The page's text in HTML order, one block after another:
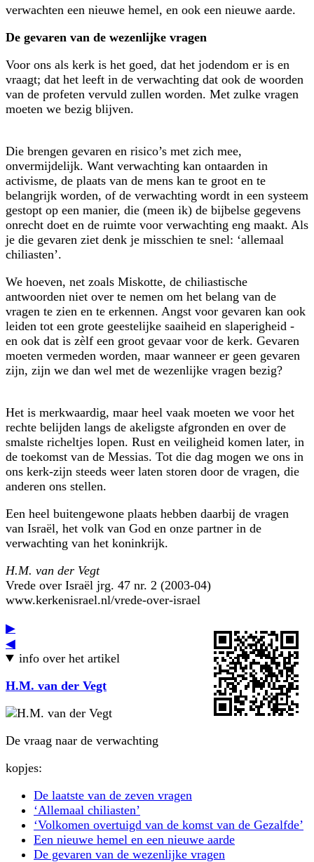
verwachten een nieuwe hemel, en ook een nieuwe aarde.
De gevaren van de wezenlijke vragen
Voor ons als kerk is het goed, dat het jodendom er is en
vraagt; dat het leeft in de verwachting dat ook de woorden
van de profeten vervuld zullen worden. Met zulke vragen
moeten we bezig blijven.
Die brengen gevaren en risico’s met zich mee,
onvermijdelijk. Want verwachting kan ontaarden in
activisme, de plaats van de mens kan te groot en te
belangrijk worden, of de verwachting wordt in een systeem
gestopt op een manier, die (meen ik) de bijbelse gegevens
onrecht doet en de ruimte voor verwachting eng maakt. Als
je die gevaren ziet denk je misschien te snel: ‘allemaal
chiliasten’.
We hoeven, net zoals Miskotte, de chiliastische
antwoorden niet over te nemen om het belang van de
vragen te zien en te erkennen. Angst voor gevaren kan ook
leiden tot een grote geestelijke saaiheid en slaperigheid -
en ook dat is zèlf een groot gevaar voor de kerk. Gevaren
moeten vermeden worden, maar wanneer er geen gevaren
zijn, zijn we dan wel met de wezenlijke vragen bezig?
Het is merkwaardig, maar heel vaak moeten we voor het
rechte belijden langs de akeligste afgronden en over de
smalste richeltjes lopen. Rust en veiligheid komen later, in
de toekomst van de Messias. Tot die dag mogen we ons in
ons kerk-zijn steeds weer laten storen door de vragen, die
anderen ons stellen.
Een heel buitengewone plaats hebben daarbij de vragen
van Israël, het volk van God en onze partner in de
verwachting van het koninkrijk.
H.M. van der Vegt
Vrede over Israël jrg. 47 nr. 2 (2003-04)
www.kerkenisrael.nl/vrede-over-israel
▶
◀
info over het artikel
H.M. van der Vegt
De vraag naar de verwachting
kopjes:
De laatste van de zeven vragen
‘Allemaal chiliasten’
‘Volkomen overtuigd van de komst van de Gezalfde’
Een nieuwe hemel en een nieuwe aarde
De gevaren van de wezenlijke vragen